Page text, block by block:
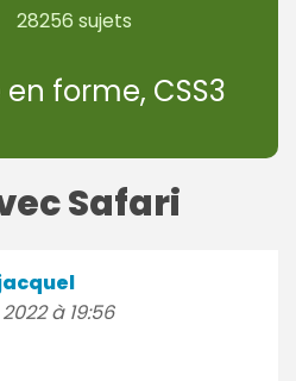
28256 sujets
forme, CSS3
Safari
à 19:56